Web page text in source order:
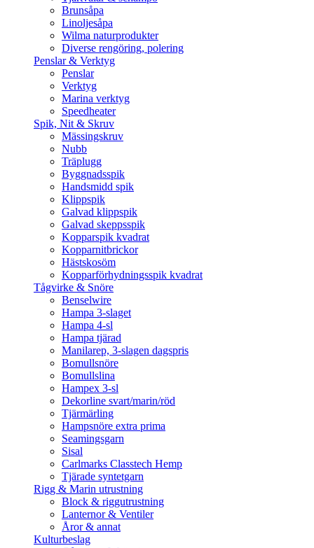
Brunsåpa
Linoljesåpa
Wilma naturprodukter
Diverse rengöring, polering
Penslar & Verktyg
Penslar
Verktyg
Marina verktyg
Speedheater
Spik, Nit & Skruv
Mässingskruv
Nubb
Träplugg
Byggnadsspik
Handsmidd spik
Klippspik
Galvad klippspik
Galvad skeppsspik
Kopparspik kvadrat
Kopparnitbrickor
Hästskosöm
Kopparförhydningsspik kvadrat
Tågvirke & Snöre
Benselwire
Hampa 3-slaget
Hampa 4-sl
Hampa tjärad
Manilarep, 3-slagen dagspris
Bomullsnöre
Bomullslina
Hampex 3-sl
Dekorline svart/marin/röd
Tjärmärling
Hampsnöre extra prima
Seamingsgarn
Sisal
Carlmarks Classtech Hemp
Tjärade syntetgarn
Rigg & Marin utrustning
Block & riggutrustning
Lanternor & Ventiler
Åror & annat
Kulturbeslag